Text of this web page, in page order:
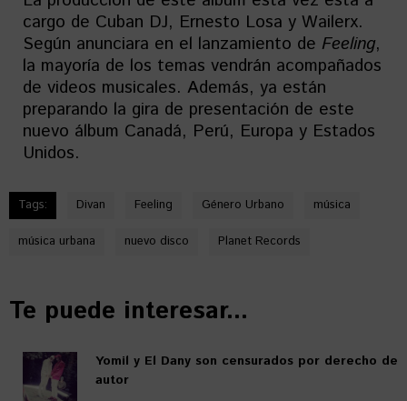
cargo de Cuban DJ, Ernesto Losa y Wailerx.
Según anunciara en el lanzamiento de Feeling,
la mayoría de los temas vendrán acompañados
de videos musicales. Además, ya están
preparando la gira de presentación de este
nuevo álbum Canadá, Perú, Europa y Estados
Unidos.
Tags: Divan Feeling Género Urbano música
música urbana nuevo disco Planet Records
Te puede interesar...
Yomil y El Dany son censurados por derecho de
autor